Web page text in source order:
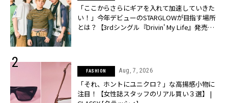
「ここからさらにギアを入れて加速していきた
い！」今年デビューのSTARGLOWが目指す場所
とは？【3rdシングル『Drivin' My Life』発売】 |
FASHION Aug, 7, 2026
「それ、ホントにユニクロ？」な高揚感小物に
注目！【女性誌スタッフのリアル買い３選】 |